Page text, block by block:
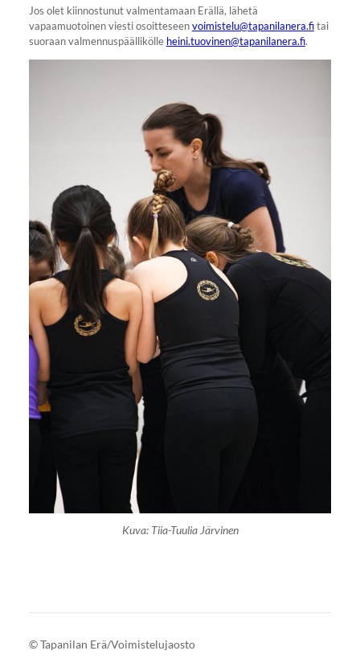
Jos olet kiinnostunut valmentamaan Erällä, lähetä
vapaamuotoinen viesti osoitteseenvoimistelu@tapanilanera.fitai
suoraan valmennuspäällikölle heini.tuovinen@tapanilanera.fi.
Kuva: Tiia-Tuulia Järvinen
©Tapanilan Erä/Voimistelujaosto